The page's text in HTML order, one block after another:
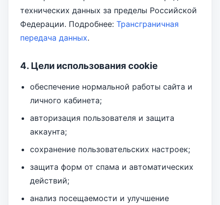
технических данных за пределы Российской
Федерации. Подробнее: Трансграничная
передача данных.
4. Цели использования cookie
обеспечение нормальной работы сайта и
личного кабинета;
авторизация пользователя и защита
аккаунта;
сохранение пользовательских настроек;
защита форм от спама и автоматических
действий;
анализ посещаемости и улучшение